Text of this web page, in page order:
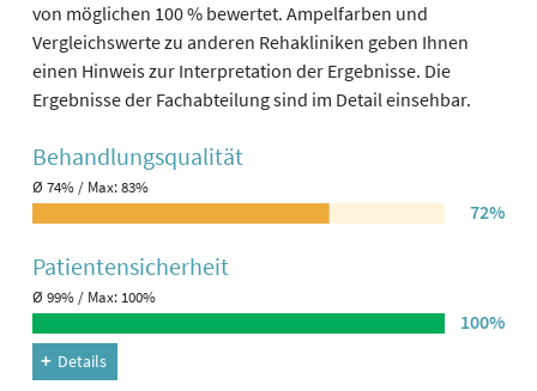
von möglichen 100 % bewertet. Ampelfarben und
Vergleichswerte zu anderen Rehakliniken geben Ihnen
einen Hinweis zur Interpretation der Ergebnisse. Die
Ergebnisse der Fachabteilung sind im Detail einsehbar.
Behandlungs­qualität
Ø 74% / Max: 83%
72%
Patienten­sicherheit
Ø 99% / Max: 100%
100%
Details